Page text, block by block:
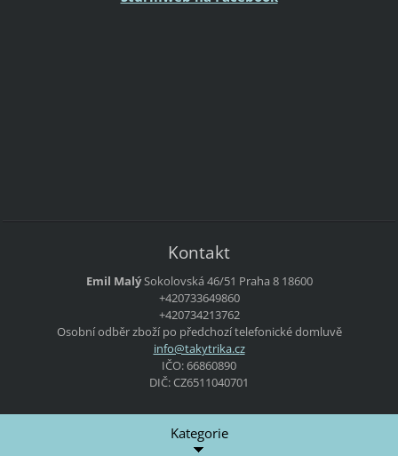
Kontakt
Emil MalýSokolovská 46/51 Praha 818600
+420733649860
+420734213762
Osobní odběr zboží po předchozí telefonické domluvě
info@takytrika.cz
IČO: 66860890
DIČ: CZ6511040701
Kategorie